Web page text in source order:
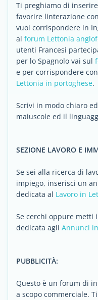
Ti preghiamo di
favorire linterazione
vuoi corrispondere in
al forum Lettonia
utenti Francesi
per lo Spagnolo vai sul
e per corrispondere
Lettonia in portoghese.
Scrivi in modo chiaro
maiuscole ed il
SEZIONE LAVORO E
Se sei alla ricerca di
impiego, inserisci un
dedicata al Lavoro in
Se cerchi oppure metti
dedicata agli Annunci
PUBBLICITÀ:
Questo è un forum di
a scopo commerciale.